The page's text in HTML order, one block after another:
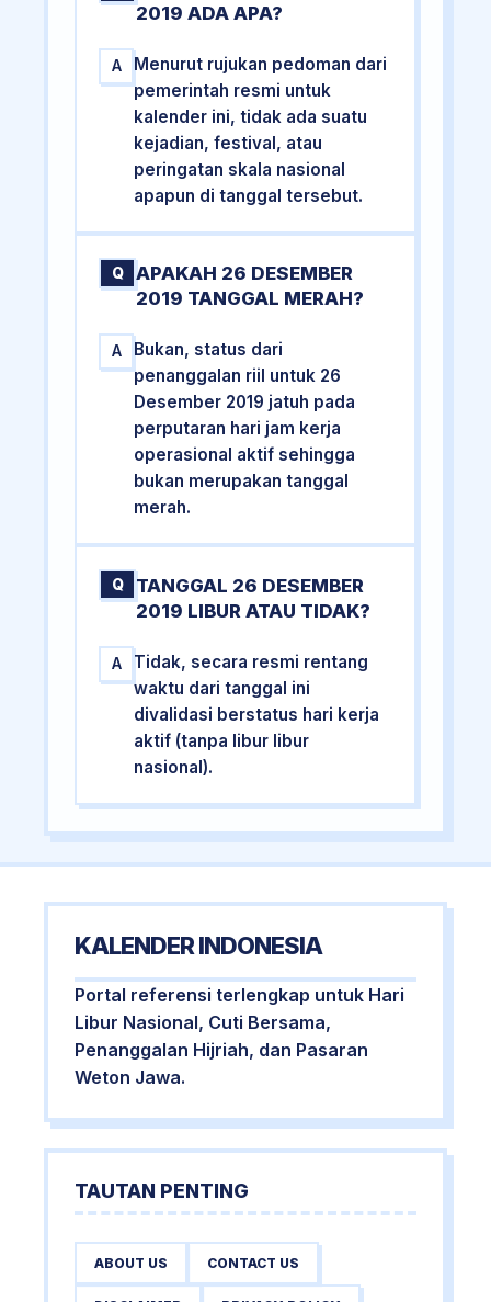
2019 ADA APA?
A
Menurut rujukan pedoman dari
pemerintah resmi untuk
kalender ini, tidak ada suatu
kejadian, festival, atau
peringatan skala nasional
apapun di tanggal tersebut.
Q
APAKAH 26 DESEMBER
2019 TANGGAL MERAH?
A
Bukan, status dari
penanggalan riil untuk 26
Desember 2019 jatuh pada
perputaran hari jam kerja
operasional aktif sehingga
bukan merupakan tanggal
merah.
Q
TANGGAL 26 DESEMBER
2019 LIBUR ATAU TIDAK?
A
Tidak, secara resmi rentang
waktu dari tanggal ini
divalidasi berstatus hari kerja
aktif (tanpa libur libur
nasional).
KALENDER INDONESIA
Portal referensi terlengkap untuk Hari
Libur Nasional, Cuti Bersama,
Penanggalan Hijriah, dan Pasaran
Weton Jawa.
TAUTAN PENTING
ABOUT US CONTACT US